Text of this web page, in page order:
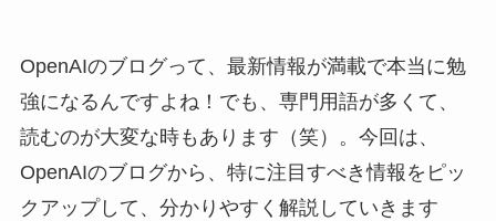
OpenAIのブログって、最新情報が満載で本当に勉
強になるんですよね！でも、専門用語が多くて、
読むのが大変な時もあります（笑）。今回は、
OpenAIのブログから、特に注目すべき情報をピッ
クアップして、分かりやすく解説していきます